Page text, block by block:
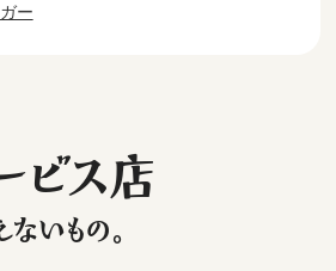
ー
ビス店
いもの。